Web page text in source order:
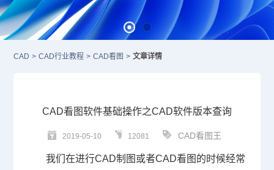
CAD > CAD行业教程 > CAD看图 > 文章详情
CAD看图软件基础操作之CAD软件版本查询
2019-05-10 12081 CAD看图王
我们在进行CAD制图或者CAD看图的时候经常